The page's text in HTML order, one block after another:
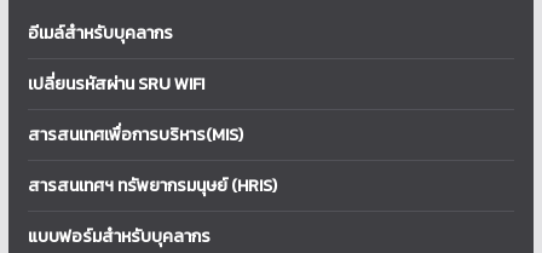
อีเมล์สำหรับบุคลากร
เปลี่ยนรหัสผ่าน SRU WIFI
สารสนเทศเพื่อการบริหาร(MIS)
สารสนเทศฯ ทรัพยากรมนุษย์ (HRIS)
แบบฟอร์มสำหรับบุคลากร